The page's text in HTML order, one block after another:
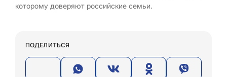
которому доверяют российские семьи.
ПОДЕЛИТЬСЯ